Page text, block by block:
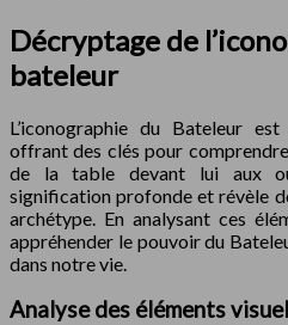
Décryptage de
bateleur
L’iconographie du Bateleur
offrant des clés pour
de la table devant lui aux
signification profonde et révèle
archétype. En analysant ces
appréhender le pouvoir du
dans notre vie.
Analyse des éléments